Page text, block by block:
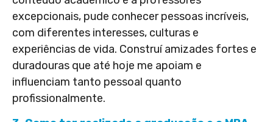
excepcionais, pude conhecer pessoas incríveis,
com diferentes interesses, culturas e
experiências de vida. Construí amizades fortes e
duradouras que até hoje me apoiam e
influenciam tanto pessoal quanto
profissionalmente.